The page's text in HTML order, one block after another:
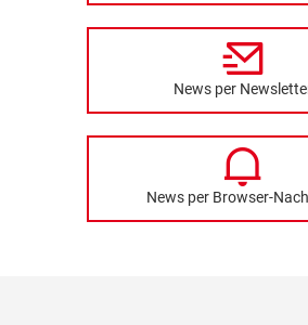
News per
News per Browser-